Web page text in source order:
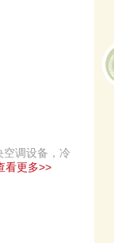
调设备，冷
看更多>>